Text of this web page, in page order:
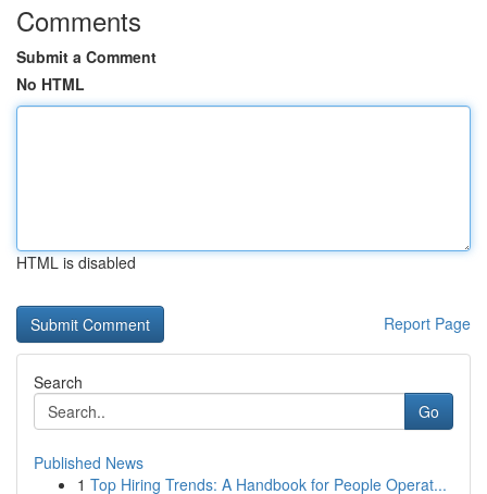
Comments
Submit a Comment
No HTML
HTML is disabled
Report Page
Search
Go
Published News
1 Top Hiring Trends: A Handbook for People Operat...